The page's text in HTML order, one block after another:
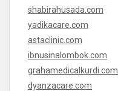
shabirahusada.com
yadikacare.com
astaclinic.com
ibnusinalombok.com
grahamedicalkurdi.com
dyanzacare.com